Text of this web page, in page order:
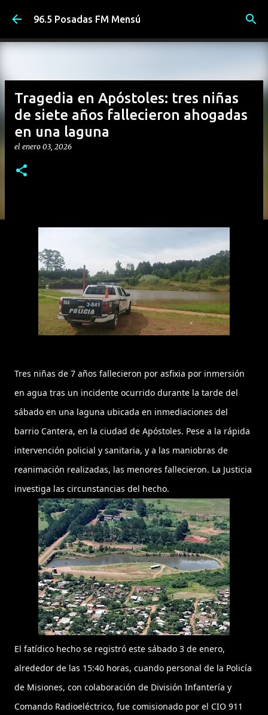
Ir al contenido principal
96.5 Posadas FM Mensú
Tragedia en Apóstoles: tres niñas
de siete años fallecieron ahogadas
en una laguna
el enero 03, 2026
Tres niñas de 7 años fallecieron por asfixia por inmersión
en agua tras un incidente ocurrido durante la tarde del
sábado en una laguna ubicada en inmediaciones del
barrio Cantera, en la ciudad de Apóstoles. Pese a la rápida
intervención policial y sanitaria, y a las maniobras de
reanimación realizadas, las menores fallecieron. La Justicia
investiga las circunstancias del hecho.
El fatídico hecho se registró este sábado 3 de enero,
alrededor de las 15:40 horas, cuando personal de la Policía
de Misiones, con colaboración de División Infantería y
Comando Radioeléctrico, fue comisionado por el CIO 911